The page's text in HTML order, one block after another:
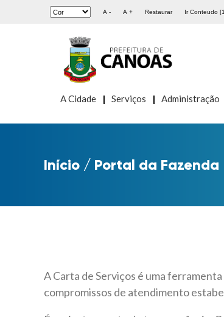
A - A + Restaurar Ir Conteudo
A Cidade Serviços Administração
Início / Portal da Fazenda
A Carta de Serviços é uma
compromissos de atendimento